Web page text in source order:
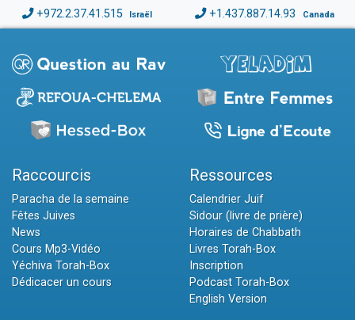
+972.2.37.41.515 Israël +1.437.887.14.93 Canada
Raccourcis
Paracha de la semaine
Fêtes Juives
News
Cours Mp3-Vidéo
Yéchiva Torah-Box
Dédicacer un cours
Ressources
Calendrier Juif
Sidour (livre de prière)
Horaires de Chabbath
Livres Torah-Box
Inscription
Podcast Torah-Box
English Version